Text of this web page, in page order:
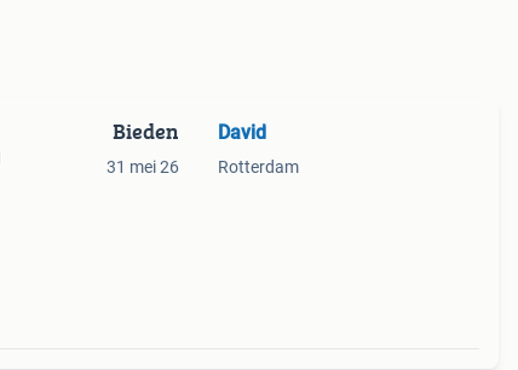
Bieden
31 mei 26
David
Rotterdam